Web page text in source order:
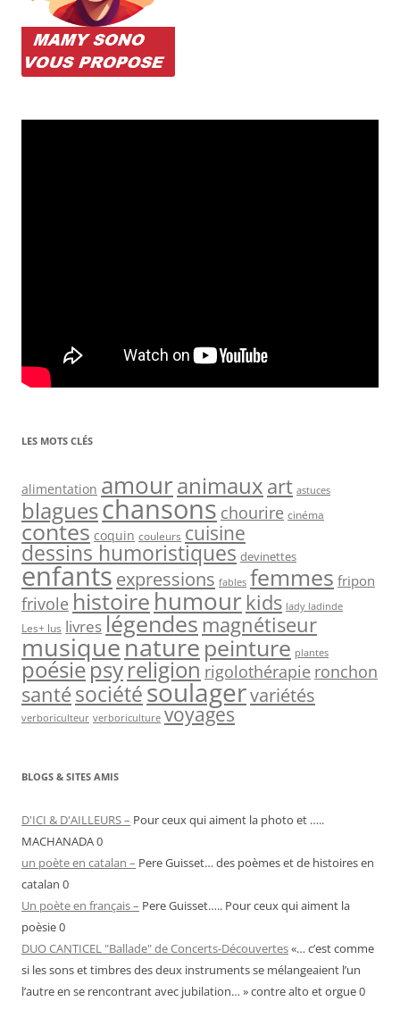
LES MOTS CLÉS
alimentation amouranimaux art astuces
blagueschansons chourire cinéma
contes coquin couleurs cuisine
dessins humoristiques devinettes
enfantsexpressions fables femmes fripon
frivole histoire humour kids lady ladinde
Les+ lus livreslégendes magnétiseur
musiquenature peinture plantes
poésiepsyreligion rigolothérapie ronchon
santésociétésoulagervariétés
verboriculteur verboriculture voyages
BLOGS & SITES AMIS
D'ICI & D'AILLEURS – Pour ceux qui aiment la photo et …..
MACHANADA 0
un poète en catalan – Pere Guisset… des poèmes et de histoires en
catalan 0
Un poète en français – Pere Guisset….. Pour ceux qui aiment la
poèsie 0
DUO CANTICEL "Ballade" de Concerts-Découvertes«… c’est comme
si les sons et timbres des deux instruments se mélangeaient l’un
l’autre en se rencontrant avec jubilation… » contre alto et orgue 0